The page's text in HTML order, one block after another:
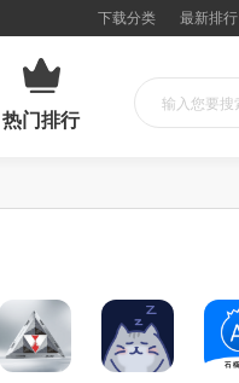
下载分类 最新排行
热门排行